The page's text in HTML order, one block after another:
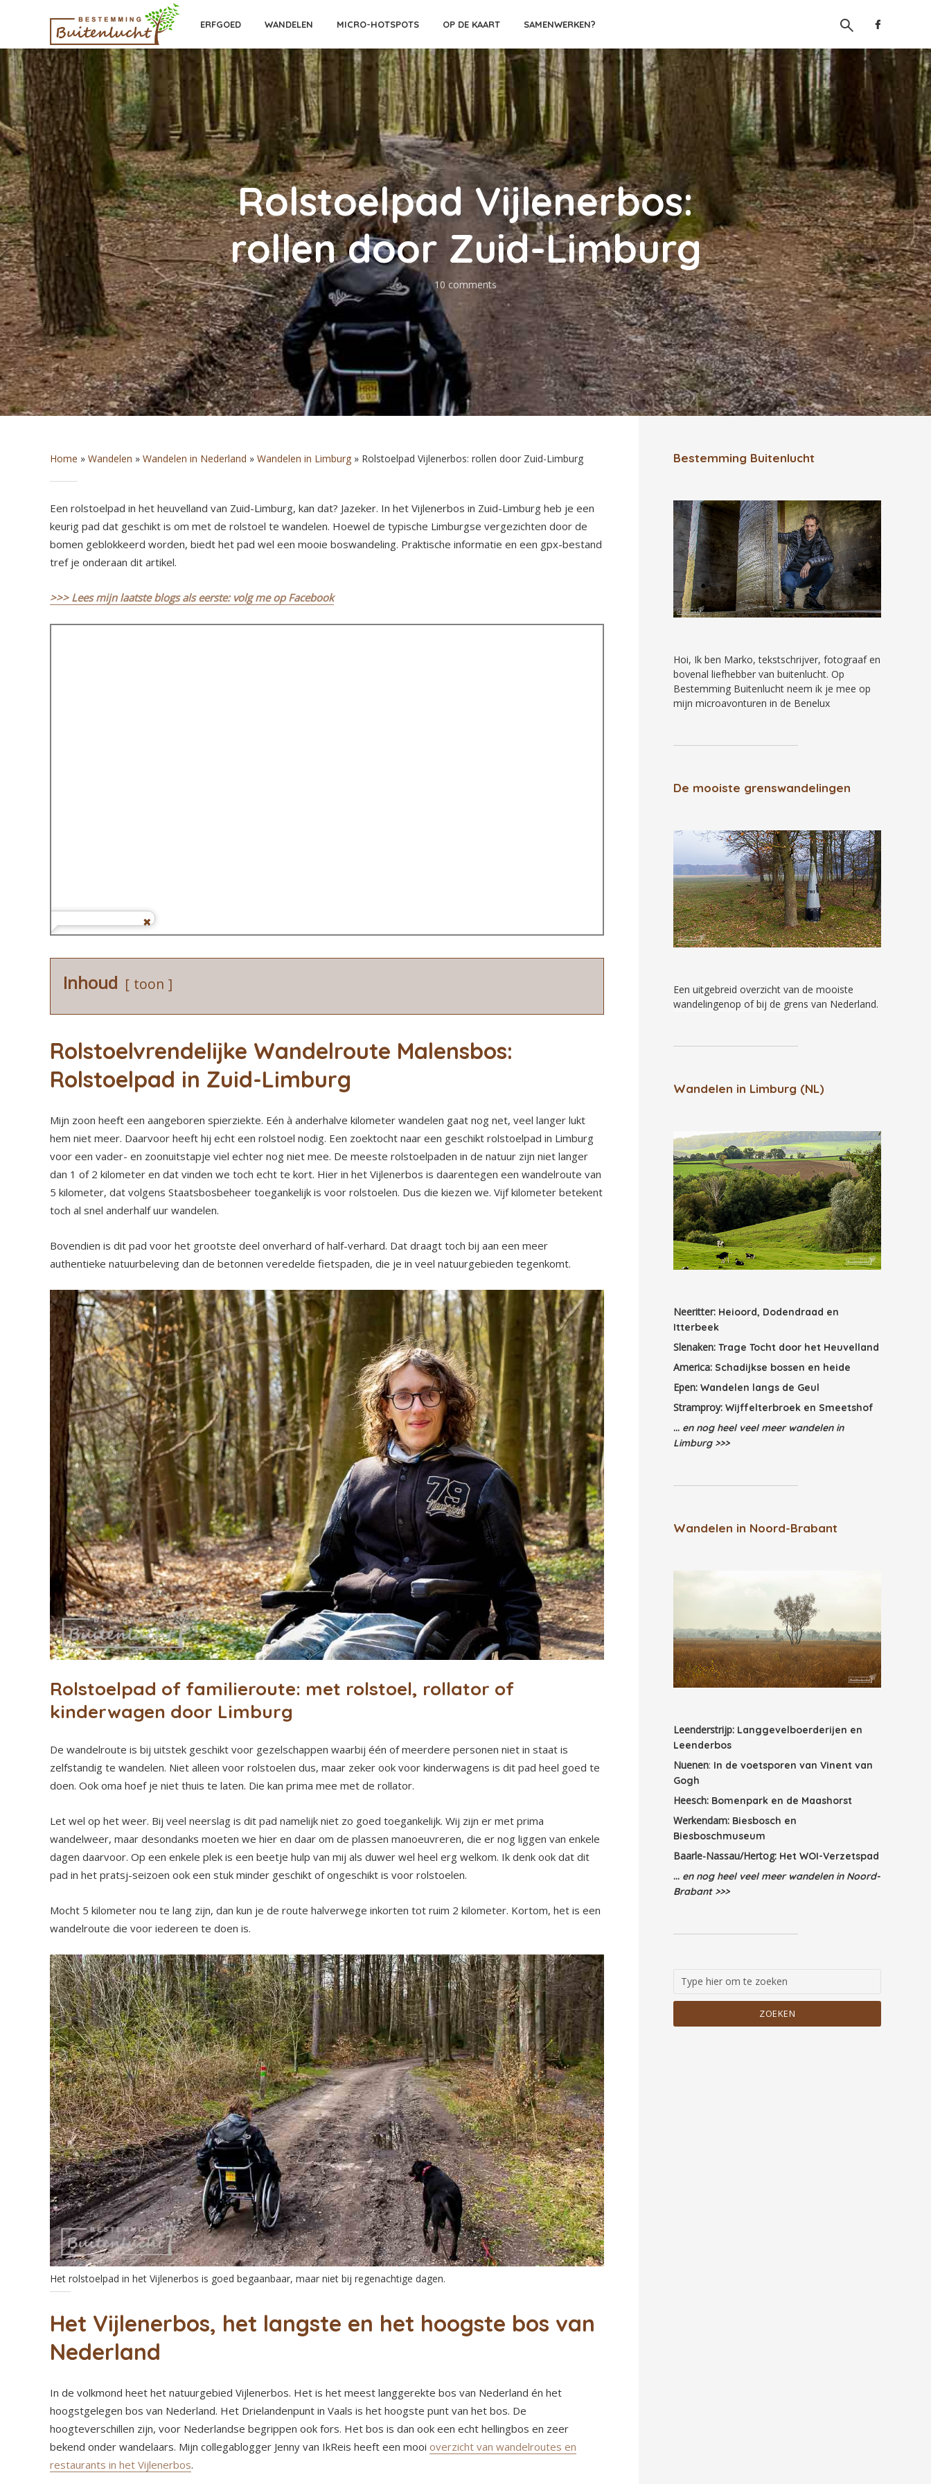
ERFGOED WANDELEN MICRO-HOTSPOTS OP DE KAART SAMENWERKEN?
Rolstoelpad Vijlenerbos:
rollen door Zuid-Limburg
10 comments
Home » Wandelen » Wandelen in Nederland » Wandelen in Limburg » Rolstoelpad Vijlenerbos: rollen door Zuid-Limburg
Een rolstoelpad in het heuvelland van Zuid-Limburg, kan dat? Jazeker. In het Vijlenerbos in Zuid-Limburg heb je een
keurig pad dat geschikt is om met de rolstoel te wandelen. Hoewel de typische Limburgse vergezichten door de
bomen geblokkeerd worden, biedt het pad wel een mooie boswandeling. Praktische informatie en een gpx-bestand
tref je onderaan dit artikel.
>>> Lees mijn laatste blogs als eerste: volg me op Facebook
Inhoud toon
Rolstoelvrendelijke Wandelroute Malensbos:
Rolstoelpad in Zuid-Limburg
Mijn zoon heeft een aangeboren spierziekte. Eén à anderhalve kilometer wandelen gaat nog net, veel langer lukt
hem niet meer. Daarvoor heeft hij echt een rolstoel nodig. Een zoektocht naar een geschikt rolstoelpad in Limburg
voor een vader- en zoonuitstapje viel echter nog niet mee. De meeste rolstoelpaden in de natuur zijn niet langer
dan 1 of 2 kilometer en dat vinden we toch echt te kort. Hier in het Vijlenerbos is daarentegen een wandelroute van
5 kilometer, dat volgens Staatsbosbeheer toegankelijk is voor rolstoelen. Dus die kiezen we. Vijf kilometer betekent
toch al snel anderhalf uur wandelen.
Bovendien is dit pad voor het grootste deel onverhard of half-verhard. Dat draagt toch bij aan een meer
authentieke natuurbeleving dan de betonnen veredelde fietspaden, die je in veel natuurgebieden tegenkomt.
Rolstoelpad of familieroute: met rolstoel, rollator of
kinderwagen door Limburg
De wandelroute is bij uitstek geschikt voor gezelschappen waarbij één of meerdere personen niet in staat is
zelfstandig te wandelen. Niet alleen voor rolstoelen dus, maar zeker ook voor kinderwagens is dit pad heel goed te
doen. Ook oma hoef je niet thuis te laten. Die kan prima mee met de rollator.
Let wel op het weer. Bij veel neerslag is dit pad namelijk niet zo goed toegankelijk. Wij zijn er met prima
wandelweer, maar desondanks moeten we hier en daar om de plassen manoeuvreren, die er nog liggen van enkele
dagen daarvoor. Op een enkele plek is een beetje hulp van mij als duwer wel heel erg welkom. Ik denk ook dat dit
pad in het pratsj-seizoen ook een stuk minder geschikt of ongeschikt is voor rolstoelen.
Mocht 5 kilometer nou te lang zijn, dan kun je de route halverwege inkorten tot ruim 2 kilometer. Kortom, het is een
wandelroute die voor iedereen te doen is.
Het rolstoelpad in het Vijlenerbos is goed begaanbaar, maar niet bij regenachtige dagen.
Het Vijlenerbos, het langste en het hoogste bos van
Nederland
In de volkmond heet het natuurgebied Vijlenerbos. Het is het meest langgerekte bos van Nederland én het
hoogstgelegen bos van Nederland. Het Drielandenpunt in Vaals is het hoogste punt van het bos. De
hoogteverschillen zijn, voor Nederlandse begrippen ook fors. Het bos is dan ook een echt hellingbos en zeer
bekend onder wandelaars. Mijn collegablogger Jenny van IkReis heeft een mooi overzicht van wandelroutes en
restaurants in het Vijlenerbos.
Bestemming Buitenlucht
Hoi, Ik ben Marko, tekstschrijver, fotograaf en
bovenal liefhebber van buitenlucht. Op
Bestemming Buitenlucht neem ik je mee op
mijn microavonturen in de Benelux
De mooiste grenswandelingen
Een uitgebreid overzicht van de mooiste
wandelingenop of bij de grens van Nederland.
Wandelen in Limburg (NL)
Neeritter: Heioord, Dodendraad en
Itterbeek
Slenaken: Trage Tocht door het Heuvelland
America: Schadijkse bossen en heide
Epen: Wandelen langs de Geul
Stramproy: Wijffelterbroek en Smeetshof
... en nog heel veel meer wandelen in
Limburg >>>
Wandelen in Noord-Brabant
Leenderstrijp: Langgevelboerderijen en
Leenderbos
Nuenen: In de voetsporen van Vinent van
Gogh
Heesch: Bomenpark en de Maashorst
Werkendam: Biesbosch en
Biesboschmuseum
Baarle-Nassau/Hertog: Het WOI-Verzetspad
... en nog heel veel meer wandelen in Noord-
Brabant >>>
ZOEKEN